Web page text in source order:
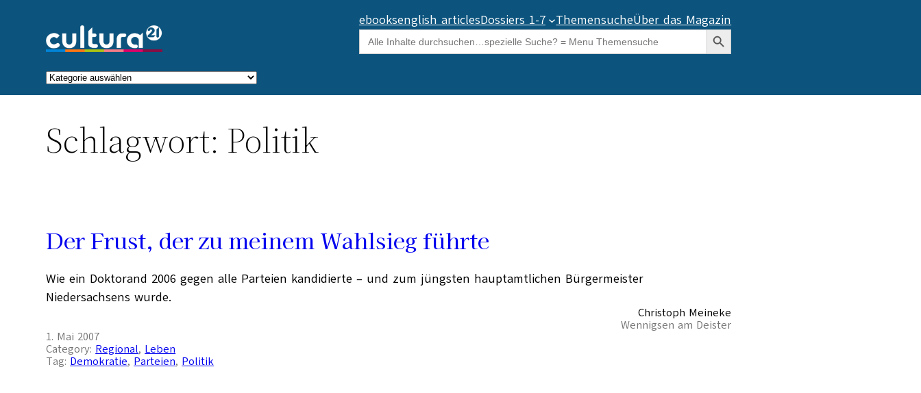
springen
ebooksenglish articlesDossiers 1-7 ThemensucheÜber das Magazin
Search
for:
Search Button
Kategorien
Schlagwort: Politik
Der Frust, der zu meinem Wahlsieg führte
Wie ein Doktorand 2006 gegen alle Parteien kandidierte – und zum jüngsten hauptamtlichen Bürgermeister
Niedersachsens wurde.
Christoph Meineke
Wennigsen am Deister
1. Mai 2007
Category:Regional, Leben
Tag:Demokratie, Parteien, Politik